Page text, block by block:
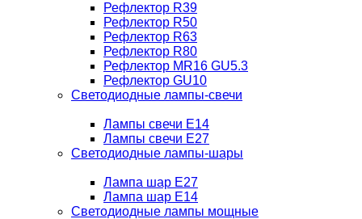
Рефлектор R39
Рефлектор R50
Рефлектор R63
Рефлектор R80
Рефлектор MR16 GU5.3
Рефлектор GU10
Светодиодные лампы-свечи
Лампы свечи Е14
Лампы свечи Е27
Светодиодные лампы-шары
Лампа шар E27
Лампа шар Е14
Светодиодные лампы мощные